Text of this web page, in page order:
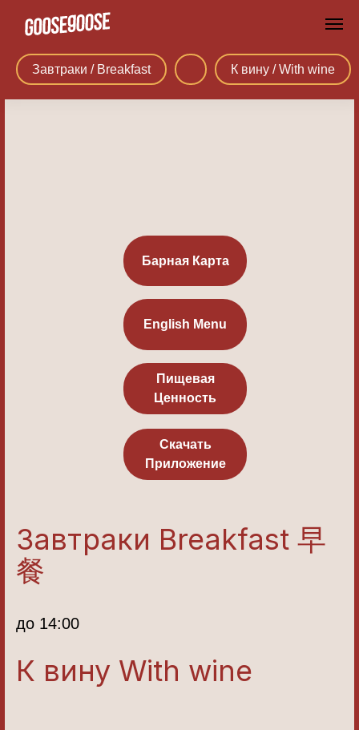
Завтраки / Breakfast К вину / With wine
Пищевая
Ценность
Скачать
Приложение
Барная Карта
English Menu
Завтраки Breakfast 早
餐
до 14:00
К вину With wine